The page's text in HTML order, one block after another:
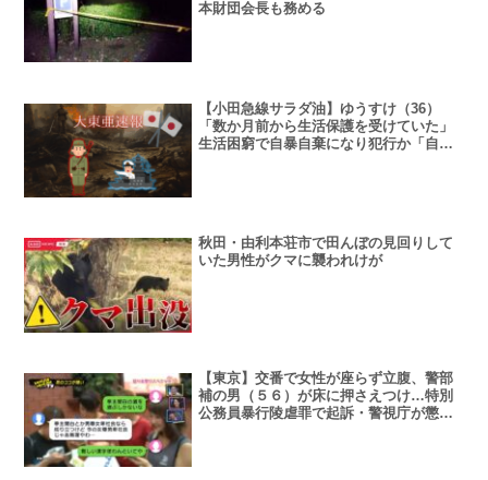
本財団会長も務める
【小田急線サラダ油】ゆうすけ（36）
「数か月前から生活保護を受けていた」
生活困窮で自暴自棄になり犯行か「自分
秋田・由利本荘市で田んぼの見回りして
いた男性がクマに襲われけが
【東京】交番で女性が座らず立腹、警部
補の男（５６）が床に押さえつけ…特別
公務員暴行陵虐罪で起訴・警視庁が懲戒